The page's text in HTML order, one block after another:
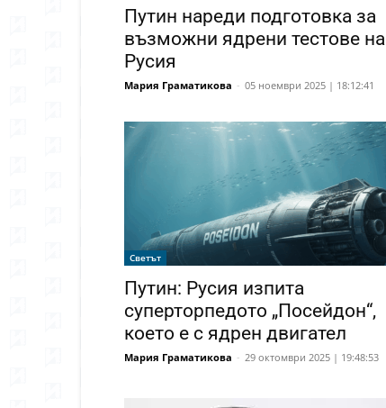
Путин нареди подготовка за
възможни ядрени тестове на
Русия
Мария Граматикова - 05 ноември 2025 | 18:12:41
Светът
Путин: Русия изпита
суперторпедото „Посейдон“,
което е с ядрен двигател
Мария Граматикова - 29 октомври 2025 | 19:48:53